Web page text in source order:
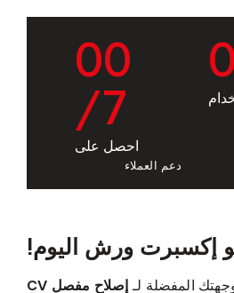
0
00
/7
احصل على
دعم العملاء
إكسبرت ورش اليوم!
المفضلة لـ
إصلاح مفصل CV